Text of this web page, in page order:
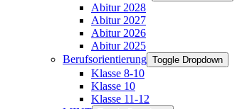
Abitur 2028
Abitur 2027
Abitur 2026
Abitur 2025
Berufsorientierung Toggle Dropdown
Klasse 8-10
Klasse 10
Klasse 11-12